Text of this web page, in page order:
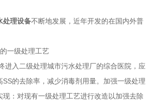
处理设备不断地发展，近年开发的在国内外普
一级处理工艺
入二级处理城市污水处理厂的综合医院，应
SS的去除率，减少消毒剂用量。加强一级处理
现：对现有一级处理工艺进行改造以加强去除